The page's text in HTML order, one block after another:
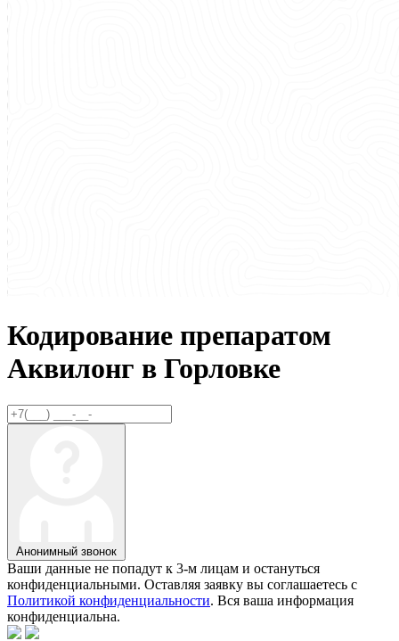
Кодирование препаратом
Аквилонг в Горловке
Анонимный звонок
Ваши данные не попадут к 3-м лицам и остануться
конфиденциальными. Оставляя заявку вы соглашаетесь с
Политикой конфиденциальности. Вся ваша информация
конфиденциальна.